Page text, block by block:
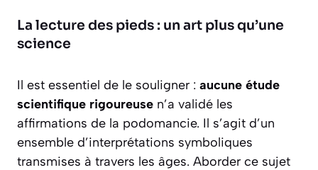
La lecture des pieds : un art plus qu’une
science
Il est essentiel de le souligner : aucune étude
scientifique rigoureuse n’a validé les
affirmations de la podomancie. Il s’agit d’un
ensemble d’interprétations symboliques
transmises à travers les âges. Aborder ce sujet